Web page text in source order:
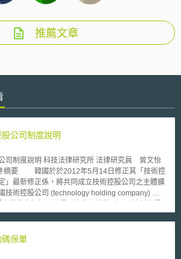
推薦文章
公司制度說明
究所 法律研究員 曾文怡
」最新修正係，將共同成立技術控股公司之主體擴
技術控股公司 (technology holding company) 制
新增之制度。為落實產學研合作促進法，韓國教育
產業教育振興及產學研合作促進法施行規則」第3
保單